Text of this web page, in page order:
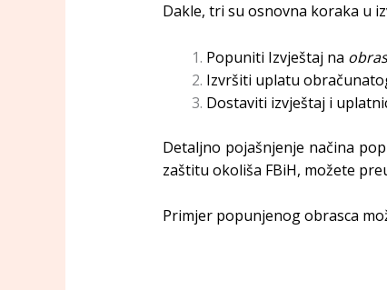
Dakle, tri su osnovna koraka u
Popuniti Izvještaj na
Izvršiti uplatu
Dostaviti izvještaj i
Detaljno pojašnjenje načina
zaštitu okoliša FBiH, možete
Primjer popunjenog obrasca